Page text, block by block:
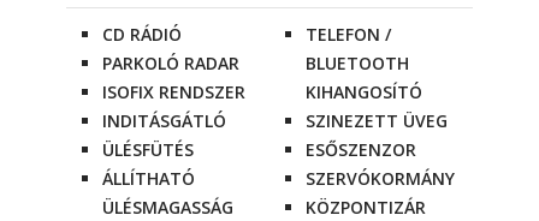
CD RÁDIÓ
PARKOLÓ RADAR
ISOFIX RENDSZER
INDITÁSGÁTLÓ
ÜLÉSFÜTÉS
ÁLLÍTHATÓ
ÜLÉSMAGASSÁG
TELEFON /
BLUETOOTH
KIHANGOSÍTÓ
SZINEZETT ÜVEG
ESŐSZENZOR
SZERVÓKORMÁNY
KÖZPONTIZÁR